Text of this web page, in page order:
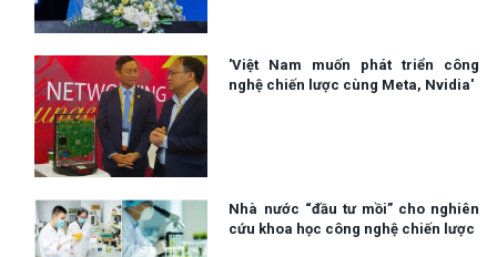
'Việt Nam muốn phát triển công
nghệ chiến lược cùng Meta, Nvidia'
Nhà nước “đầu tư mồi” cho nghiên
cứu khoa học công nghệ chiến lược